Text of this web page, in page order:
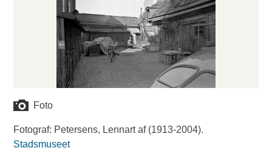
Foto
Fotograf: Petersens, Lennart af (1913-2004).
Stadsmuseet